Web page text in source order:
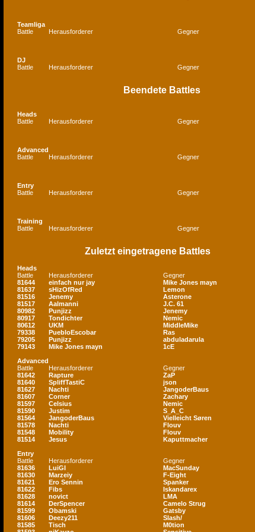
Teamliga
Battle
Herausforderer Gegner
DJ
Battle
Herausforderer Gegner
Beendete Battles
Heads
Battle
Herausforderer Gegner
Advanced
Battle
Herausforderer Gegner
Entry
Battle
Herausforderer Gegner
Training
Battle
Herausforderer Gegner
Zuletzt eingetragene Battles
Heads
Battle
Herausforderer Gegner
81644
einfach nur jay Mike Jones mayn
81637
sHizOfRed Lemon
81516
Jenemy Asterone
81517
Aalmanni J.C. 61
80982
Punjizz Jenemy
80917
Tondichter Nemic
80612
UKM MiddleMike
79338
PuebloEscobar Ras
79205
Punjizz abduladarula
79143
Mike Jones mayn 1cE
Advanced
Battle
Herausforderer Gegner
81642
Rapture ZaP
81640
SpliffTastiC json
81627
Nachti JangoderBaus
81607
Corner Zachary
81597
Celsius Nemic
81590
Justim S_A_C
81564
JangoderBaus Vielleicht Søren
81578
Nachti Flouv
81548
Mobility Flouv
81514
Jesus Kaputtmacher
Entry
Battle
Herausforderer Gegner
81636
LuiGI MacSunday
81630
Marzeiy F-Eight
81621
Ero Sennin Spanker
81622
Fibs Iskandarex
81628
novict LMA
81614
DerSpencer Camelo Strug
81599
Obamski Gatsby
81606
Deezy211 Slash/
81585
Tisch M0tion